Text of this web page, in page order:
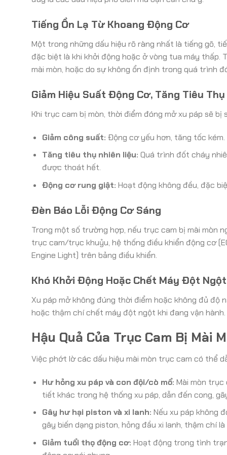
Tiếng Ồn Lạ Từ Khoang Động Cơ
Một trong những dấu hiệu rõ ràng nhất là tiếng gõ,
đặc biệt là khi khởi động hoặc ở vòng tua máy thấp.
mài mòn, hoặc do sự không ổn định trong quá trình
Giảm Hiệu Suất Động Cơ, Tăng Tiêu
Khi trục cam bị mòn, thời điểm đóng mở xu páp sẽ
Giảm công suất: Động cơ yếu hơn, tăng tốc kém.
Tăng tiêu thụ nhiên liệu: Quá trình đốt cháy
được thoát hết.
Động cơ rung giật: Hoạt động không đều, đặc
Đèn Báo Lỗi Động Cơ Sáng
Trong một số trường hợp, nếu trục cam bị mài mòn
trục cam/trục khuỷu, hệ thống điều khiển động cơ
Engine Light) trên bảng điều khiển.
Khó Khởi Động Hoặc Chết Máy Đột Ngột
Xu páp mở không đúng thời điểm hoặc không đủ độ
hoặc thậm chí chết máy đột ngột khi đang vận hành.
Hậu Quả Của Trục Cam Bị Mài
Việc phớt lờ các dấu hiệu mài mòn trục cam có thể
Hư hỏng xu páp và con đội/cò mổ: Mài mòn trục
tiết khác trong hệ thống xu páp, dẫn đến cong,
Gây hư hại piston và xi lanh: Nếu xu páp không
gây biến dạng piston, hỏng đầu xi lanh, thậm chí
Giảm tuổi thọ động cơ: Hoạt động trong tình